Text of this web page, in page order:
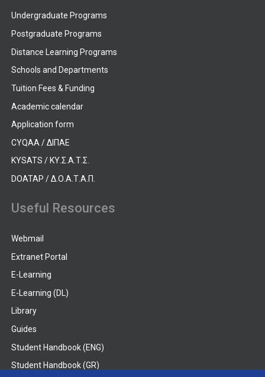
Undergraduate Programs
Postgraduate Programs
Distance Learning Programs
Schools and Departments
Tuition Fees & Funding
Academic calendar
Application form
CYQAA / ΔΙΠΑΕ
KYSATS / ΚΥ.Σ.Α.Τ.Σ.
DOATAP / Δ.Ο.Α.Τ.Α.Π.
Useful Resources
Webmail
Extranet Portal
E-Learning
E-Learning (DL)
Library
Guides
Student Handbook (ENG)
Student Handbook (GR)